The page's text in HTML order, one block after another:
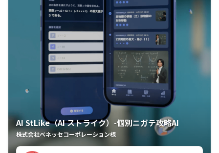
AI StLike（AI ストライク）-個別ニガテ攻略AI
株式会社ベネッセコーポレーション様